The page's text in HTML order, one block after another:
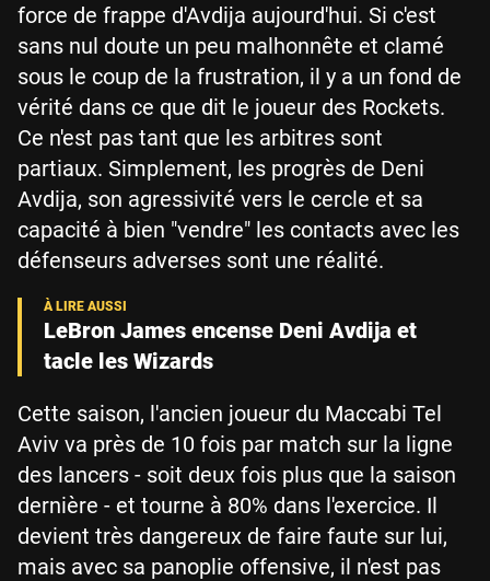
force de frappe d'Avdija aujourd'hui. Si c'est
sans nul doute un peu malhonnête et clamé
sous le coup de la frustration, il y a un fond de
vérité dans ce que dit le joueur des Rockets.
Ce n'est pas tant que les arbitres sont
partiaux. Simplement, les progrès de Deni
Avdija, son agressivité vers le cercle et sa
capacité à bien "vendre" les contacts avec les
défenseurs adverses sont une réalité.
LeBron James encense Deni Avdija et
tacle les Wizards
Cette saison, l'ancien joueur du Maccabi Tel
Aviv va près de 10 fois par match sur la ligne
des lancers - soit deux fois plus que la saison
dernière - et tourne à 80% dans l'exercice. Il
devient très dangereux de faire faute sur lui,
mais avec sa panoplie offensive, il n'est pas